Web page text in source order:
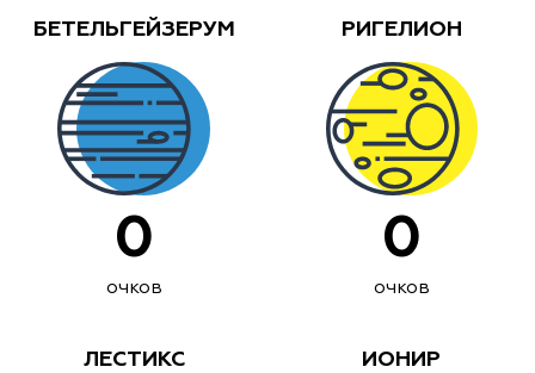
БЕТЕЛЬГЕЙЗЕРУМ
0
очков
РИГЕЛИОН
0
очков
ЛЕСТИКС ИОНИР